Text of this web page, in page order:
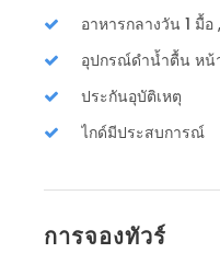
อาหารกลางวัน 1 มื้อ
อุปกรณ์ดำน้ำตื้น หน้
ประกันอุบัติเหตุ
ไกด์มีประสบการณ์
การจองทัวร์